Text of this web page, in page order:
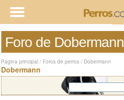
Foro de Dobermann
Página principal / Foros de perros / Dobermann
Dobermann